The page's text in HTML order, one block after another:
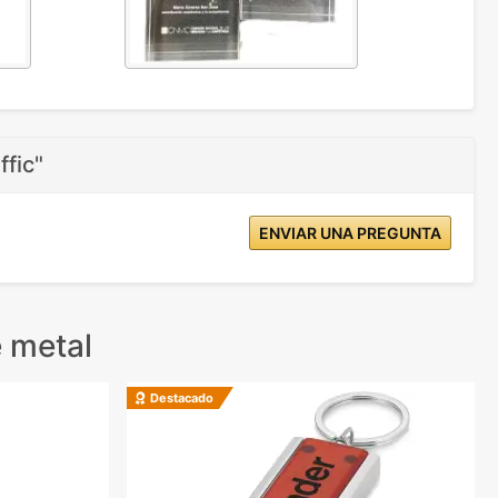
ENVIAR UNA PREGUNTA
Destacado